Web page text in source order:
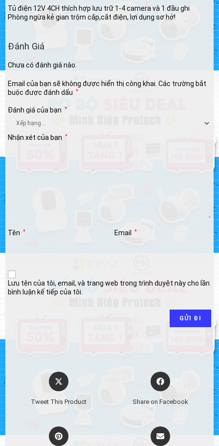
Tủ điện 12V 4CH thích hợp lưu trữ 1-4 camera và 1 đầu ghi
Phòng ngừa kẻ gian trộm cắp,cắt điện, lợi dụng sơ hở!
Đánh Giá
Chưa có đánh giá nào.
Email của bạn sẽ không được hiển thị công khai. Các trường bắt
buộc được đánh dấu
*
Đánh giá của bạn *
Nhận xét của bạn *
Tên * Email *
Lưu tên của tôi, email, và trang web trong trình duyệt này cho lần
bình luận kế tiếp của tôi.
Opens
in
Tweet This Product
Opens
in
Share on Facebook
Opens
in
Opens
in